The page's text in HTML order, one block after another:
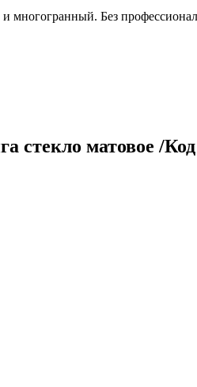
Без
стекло матовое /